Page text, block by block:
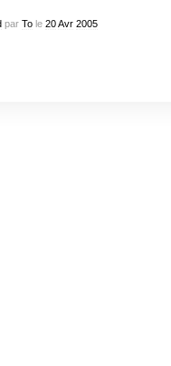
par Tole 20 Avr 2005